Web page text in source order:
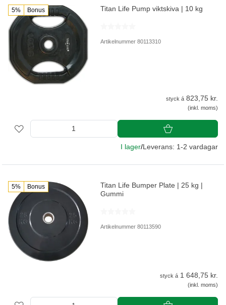
5% Bonus Titan Life Pump viktskiva | 10 kg
Artikelnummer 80113310
styck á 823,75 kr.
(inkl. moms)
I lager/Leverans: 1-2 vardagar
5% Bonus
Titan Life Bumper Plate | 25 kg |
Gummi
Artikelnummer 80113590
styck á 1 648,75 kr.
(inkl. moms)